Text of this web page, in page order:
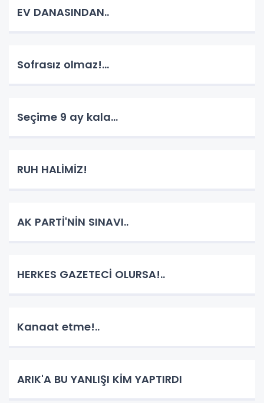
EV DANASINDAN..
Sofrasız olmaz!...
Seçime 9 ay kala...
RUH HALİMİZ!
AK PARTİ'NİN SINAVI..
HERKES GAZETECİ OLURSA!..
Kanaat etme!..
ARIK'A BU YANLIŞI KİM YAPTIRDI